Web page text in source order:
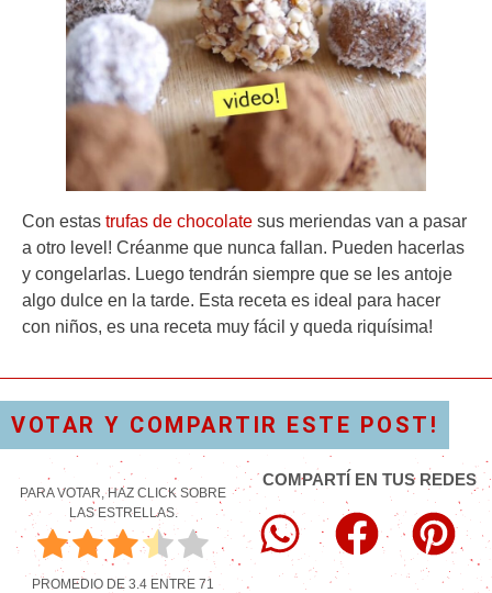
Con estas trufas de chocolate sus meriendas van a pasar
a otro level! Créanme que nunca fallan. Pueden hacerlas
y congelarlas. Luego tendrán siempre que se les antoje
algo dulce en la tarde. Esta receta es ideal para hacer
con niños, es una receta muy fácil y queda riquísima!
VOTAR Y COMPARTIR ESTE POST!
PARA VOTAR, HAZ CLICK SOBRE
LAS ESTRELLAS.
PROMEDIO DE 3.4 ENTRE 71
COMPARTÍ EN TUS REDES